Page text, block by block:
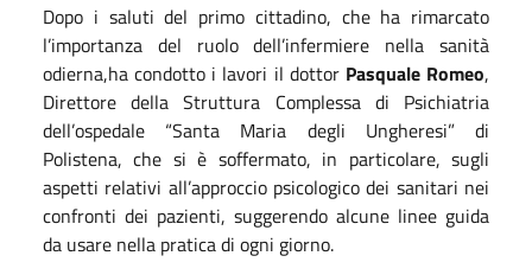
Dopo i saluti del primo cittadino, che ha rimarcato
l’importanza del ruolo dell’infermiere nella sanità
odierna,ha condotto i lavori il dottor Pasquale Romeo,
Direttore della Struttura Complessa di Psichiatria
dell’ospedale “Santa Maria degli Ungheresi” di
Polistena, che si è soffermato, in particolare, sugli
aspetti relativi all’approccio psicologico dei sanitari nei
confronti dei pazienti, suggerendo alcune linee guida
da usare nella pratica di ogni giorno.